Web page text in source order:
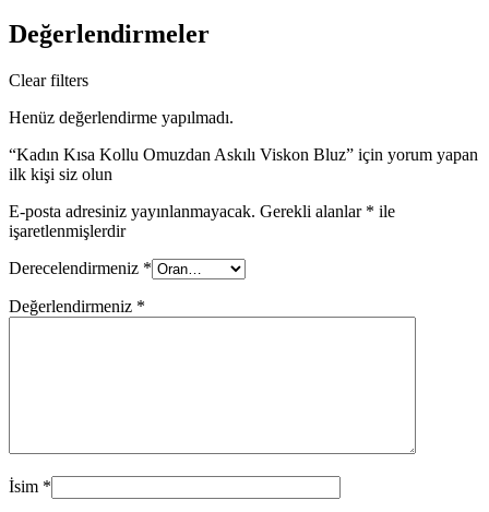
Değerlendirmeler
Clear filters
Henüz değerlendirme yapılmadı.
“Kadın Kısa Kollu Omuzdan Askılı Viskon Bluz” için yorum yapan
ilk kişi siz olun
E-posta adresiniz yayınlanmayacak. Gerekli alanlar * ile
işaretlenmişlerdir
Derecelendirmeniz *
Değerlendirmeniz *
İsim *